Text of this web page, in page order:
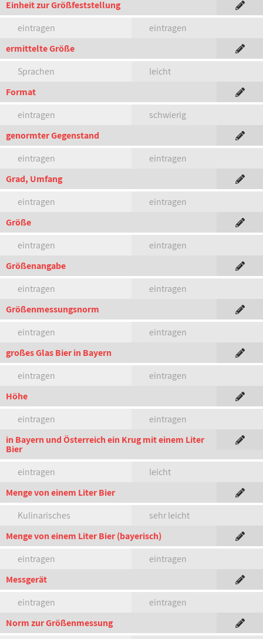
Einheit zur Größfeststellung
eintragen
eintragen
ermittelte Größe
Sprachen
leicht
Format
eintragen
schwierig
genormter Gegenstand
eintragen
eintragen
Grad, Umfang
eintragen
eintragen
Größe
eintragen
eintragen
Größenangabe
eintragen
eintragen
Größenmessungsnorm
eintragen
eintragen
großes Glas Bier in Bayern
eintragen
eintragen
Höhe
eintragen
eintragen
in Bayern und Österreich ein Krug mit einem Liter
Bier
eintragen
leicht
Menge von einem Liter Bier
Kulinarisches
sehr leicht
Menge von einem Liter Bier (bayerisch)
eintragen
eintragen
Messgerät
eintragen
eintragen
Norm zur Größenmessung